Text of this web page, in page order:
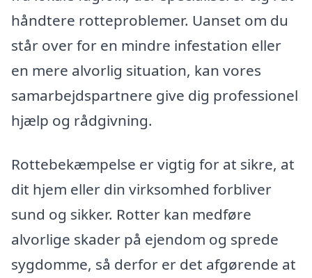
håndtere rotteproblemer. Uanset om du
står over for en mindre infestation eller
en mere alvorlig situation, kan vores
samarbejdspartnere give dig professionel
hjælp og rådgivning.
Rottebekæmpelse er vigtig for at sikre, at
dit hjem eller din virksomhed forbliver
sund og sikker. Rotter kan medføre
alvorlige skader på ejendom og sprede
sygdomme, så derfor er det afgørende at